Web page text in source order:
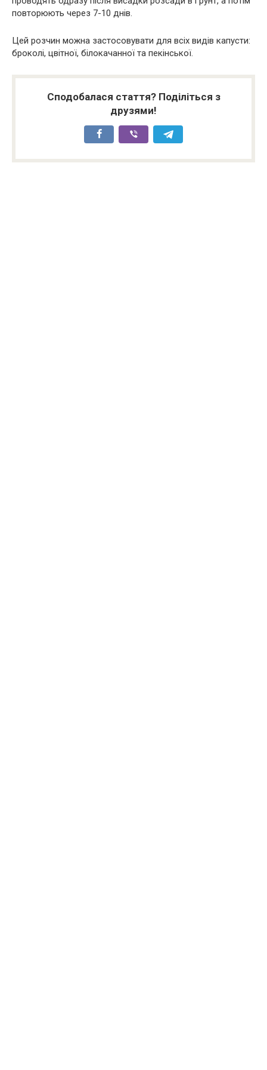
повторюють через 7-10 днів.
Цей розчин можна застосовувати для всіх видів капусти:
броколі, цвітної, білокачанної та пекінської.
Сподобалася стаття? Поділіться з
друзями!